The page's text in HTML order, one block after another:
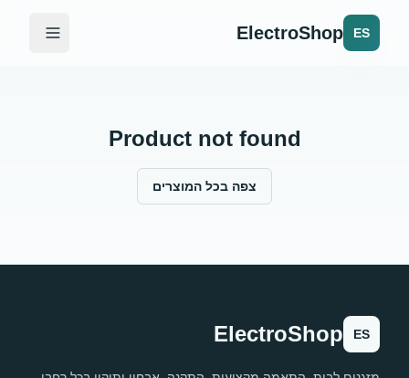
ES
ElectroShop
Product not found
צפה בכל המוצרים
ES
ElectroShop